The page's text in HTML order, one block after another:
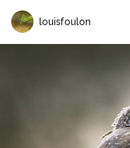
louisfoulon